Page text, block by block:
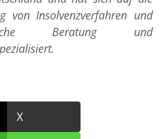
von Insolvenzverfahren und
Beratung und
X